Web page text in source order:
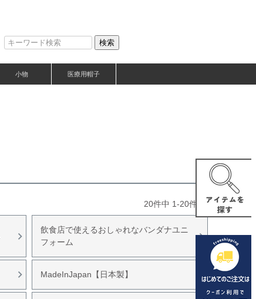
検索
小物 医療用帽子
20件中 1-20件表示
飲食店で使えるおしゃれなバンダナユニ
フォーム
MadeInJapan【日本製】